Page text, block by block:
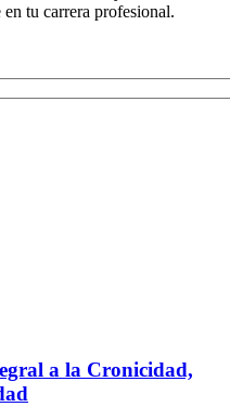
tu carrera profesional.
a la Cronicidad,